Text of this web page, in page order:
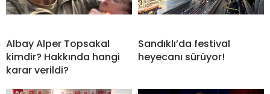
Albay Alper Topsakal
kimdir? Hakkında hangi
karar verildi?
Sandıklı’da festival
heyecanı sürüyor!